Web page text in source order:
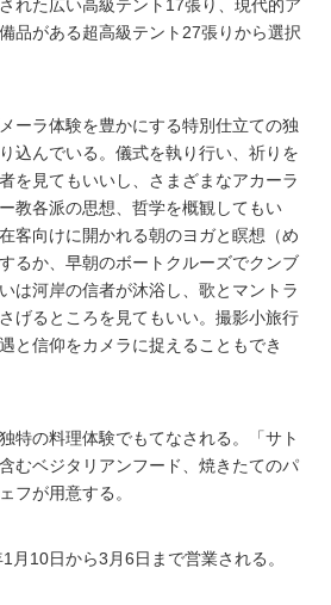
れた広い高級テント17張り、現代的ア
品がある超高級テント27張りから選択
ーラ体験を豊かにする特別仕立ての独
込んでいる。儀式を執り行い、祈りを
を見てもいいし、さまざまなアカーラ
教各派の思想、哲学を概観してもい
客向けに開かれる朝のヨガと瞑想（め
るか、早朝のボートクルーズでクンブ
は河岸の信者が沐浴し、歌とマントラ
げるところを見てもいい。撮影小旅行
と信仰をカメラに捉えることもでき
特の料理体験でもてなされる。「サト
むベジタリアンフード、焼きたてのパ
フが用意する。
月10日から3月6日まで営業される。